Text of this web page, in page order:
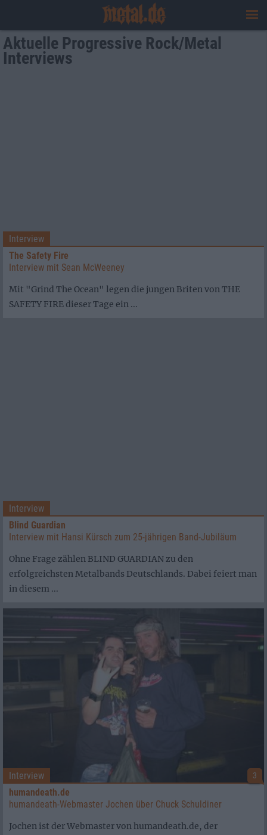
Aktuelle Progressive Rock/Metal
Interviews
Interview
The Safety Fire
Interview mit Sean McWeeney
Mit "Grind The Ocean" legen die jungen Briten von THE
SAFETY FIRE dieser Tage ein ...
Interview
Blind Guardian
Interview mit Hansi Kürsch zum 25-jährigen Band-Jubiläum
Ohne Frage zählen BLIND GUARDIAN zu den
erfolgreichsten Metalbands Deutschlands. Dabei feiert man
in diesem ...
Interview
humandeath.de
humandeath-Webmaster Jochen über Chuck Schuldiner
Jochen ist der Webmaster von humandeath.de, der
3